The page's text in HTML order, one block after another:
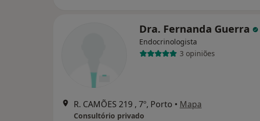
Dra. Fernanda Guerra
Endocrinologista
3 opiniões
R. CAMÕES 219 , 7º, Porto • Mapa
Consultório privado